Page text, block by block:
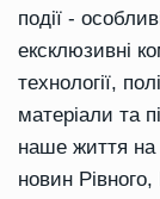
події -
ексклюзивні
технології,
матеріали та
наше життя на
новин Рівного,